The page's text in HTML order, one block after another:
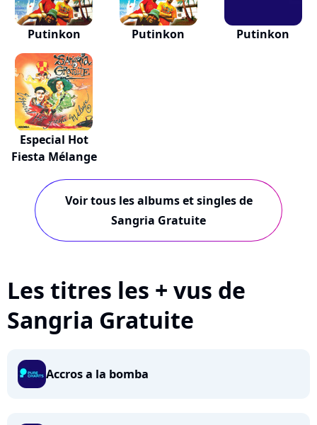
Putinkon Putinkon Putinkon
Especial Hot
Fiesta Mélange
Voir tous les albums et singles de
Sangria Gratuite
Les titres les + vus de
Sangria Gratuite
Accros a la bomba